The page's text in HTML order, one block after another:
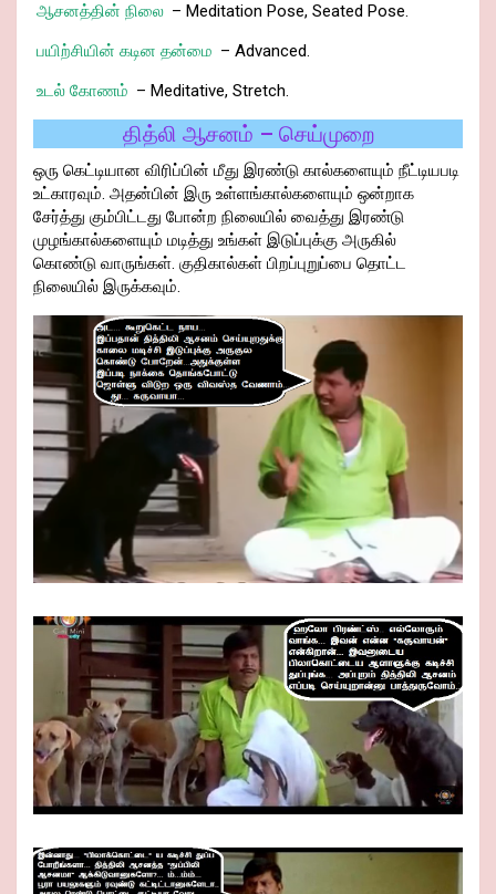
ஆசனத்தின் நிலை – Meditation Pose, Seated Pose.
பயிற்சியின் கடின தன்மை – Advanced.
உடல் கோணம் – Meditative, Stretch.
தித்லி ஆசனம் – செய்முறை
ஒரு கெட்டியான விரிப்பின் மீது இரண்டு கால்களையும் நீட்டியபடி
உட்காரவும். அதன்பின் இரு உள்ளங்கால்களையும் ஒன்றாக
சேர்த்து கும்பிட்டது போன்ற நிலையில் வைத்து இரண்டு
முழங்கால்களையும் மடித்து உங்கள் இடுப்புக்கு அருகில்
கொண்டு வாருங்கள். குதிகால்கள் பிறப்புறுப்பை தொட்ட
நிலையில் இருக்கவும்.